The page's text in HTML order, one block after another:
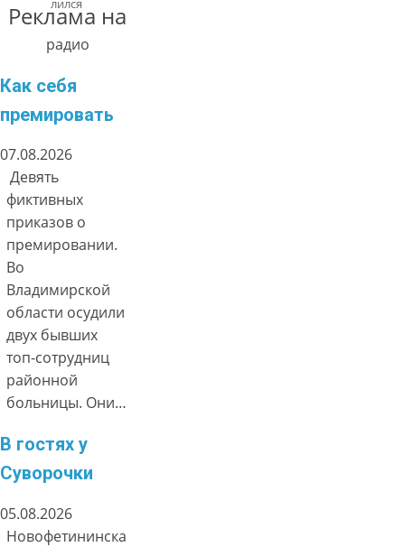
лился
Реклама на
радио
Как себя
премировать
07.08.2026
Девять
фиктивных
приказов о
премировании.
Во
Владимирской
области осудили
двух бывших
топ-сотрудниц
районной
больницы. Они…
В гостях у
Суворочки
05.08.2026
Новофетининска